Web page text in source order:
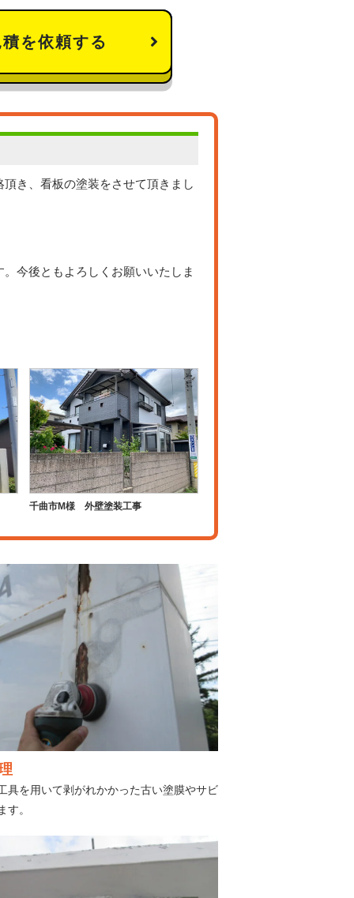
を依頼する
き、看板の塗装をさせて頂きまし
今後ともよろしくお願いいたしま
千曲市M様 外壁塗装工事
具を用いて剥がれかかった古い塗膜やサビ
す。